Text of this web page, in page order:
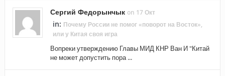
Сергий Федорынчык on 17 Окт
in: Почему России не помог «поворот на Восток»,
или у Китая своя игра
Вопреки утверждению Главы МИД КНР Ван И "Китай
не может допустить пора ...